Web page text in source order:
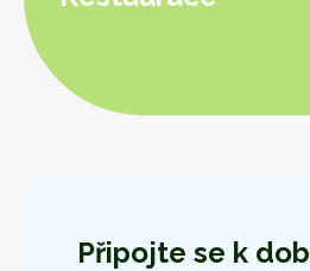
Připojte se k